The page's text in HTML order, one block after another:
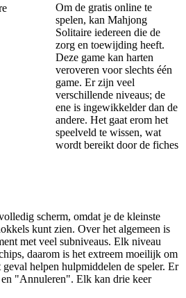
Om de gratis online te
spelen, kan Mahjong
Solitaire iedereen die de
zorg en toewijding heeft.
Deze game kan harten
veroveren voor slechts één
game. Er zijn veel
verschillende niveaus; de
ene is ingewikkelder dan de
andere. Het gaat erom het
speelveld te wissen, wat
wordt bereikt door de fiches
scherm, omdat je de kleinste
kunt zien. Over het algemeen is
met veel subniveaus. Elk niveau
daarom is het extreem moeilijk om
helpen hulpmiddelen de speler. Er
"Annuleren". Elk kan drie keer